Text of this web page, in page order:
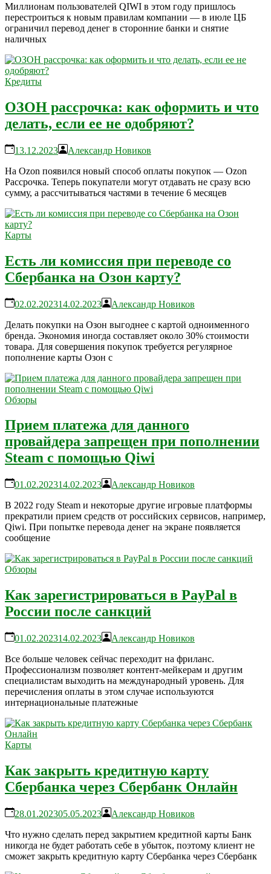
Миллионам пользователей QIWI в этом году пришлось
перестроиться к новым правилам компании — в июле ЦБ
ограничил перевод денег в сторонние банки и снятие
наличных
Кредиты
ОЗОН рассрочка: как оформить и что
делать, если ее не одобряют?
13.12.2023
Александр Новиков
На Ozon появился новый способ оплаты покупок — Ozon
Рассрочка. Теперь покупатели могут отдавать не сразу всю
сумму, а рассчитываться частями в течение 6 месяцев
Карты
Есть ли комиссия при переводе со
Сбербанка на Озон карту?
02.02.202314.02.2023
Александр Новиков
Делать покупки на Озон выгоднее с картой одноименного
бренда. Экономия иногда составляет около 30% стоимости
товара. Для совершения покупок требуется регулярное
пополнение карты Озон с
Обзоры
Прием платежа для данного
провайдера запрещен при пополнении
Steam с помощью Qiwi
01.02.202314.02.2023
Александр Новиков
В 2022 году Steam и некоторые другие игровые платформы
прекратили прием средств от российских сервисов, например,
Qiwi. При попытке перевода денег на экране появляется
сообщение
Обзоры
Как зарегистрироваться в PayPal в
России после санкций
01.02.202314.02.2023
Александр Новиков
Все больше человек сейчас переходит на фриланс.
Профессионализм позволяет контент-мейкерам и другим
специалистам выходить на международный уровень. Для
перечисления оплаты в этом случае используются
интернациональные платежные
Карты
Как закрыть кредитную карту
Сбербанка через Сбербанк Онлайн
28.01.202305.05.2023
Александр Новиков
Что нужно сделать перед закрытием кредитной карты Банк
никогда не будет работать себе в убыток, поэтому клиент не
сможет закрыть кредитную карту Сбербанка через Сбербанк